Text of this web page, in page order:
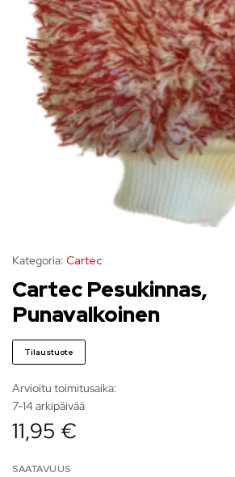
Kategoria: Cartec
Cartec Pesukinnas,
Punavalkoinen
Tilaustuote
Arvioitu toimitusaika:
7-14 arkipäivää
11,95 €
SAATAVUUS